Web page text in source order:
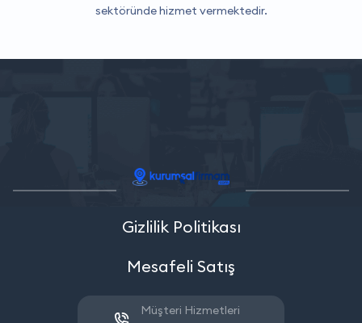
sektöründe hizmet vermektedir.
Gizlilik Politikası
Mesafeli Satış
Müşteri Hizmetleri